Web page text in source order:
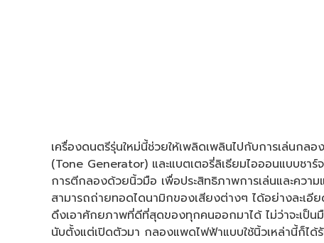
เครื่องดนตรีรุ่นใหม่นี้ช่วยให้เพลิดเพลินไปกับการเล่นก
(Tone Generator) และแบตเตอรี่ลิเธียมไอออนแบบชา
การตีกลองด้วยนิ้วมือ เพื่อประสิทธิภาพการเล่นและควา
สามารถถ่ายทอดไดนามิกของเสียงต่างๆ ได้อย่างละเอี
ดึงเอาศักยภาพที่ดีที่สุดของทุกคนออกมาได้ ไม่ว่าจะเป็
นับตั้งแต่เปิดตัวมา กลองแพดไฟฟ้าแบบใช้นิ้วเหล่านี้ก็ไ